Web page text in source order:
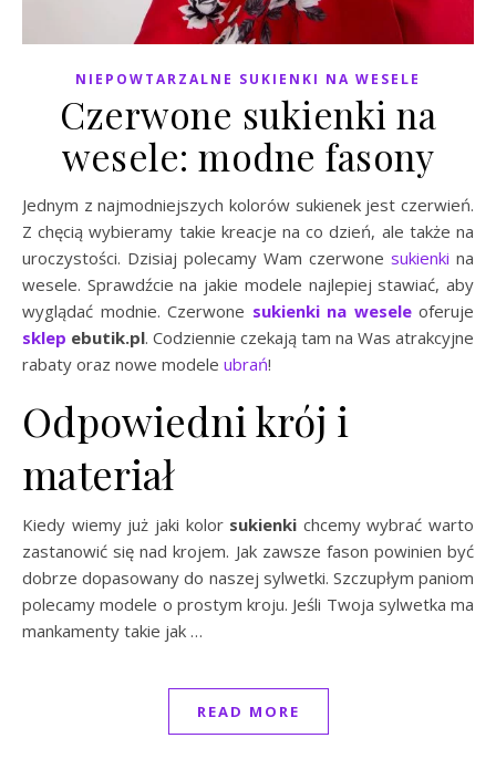
NIEPOWTARZALNE SUKIENKI NA WESELE
Czerwone sukienki na
wesele: modne fasony
Jednym z najmodniejszych kolorów sukienek jest czerwień.
Z chęcią wybieramy takie kreacje na co dzień, ale także na
uroczystości. Dzisiaj polecamy Wam czerwone sukienki na
wesele. Sprawdźcie na jakie modele najlepiej stawiać, aby
wyglądać modnie. Czerwone sukienki na wesele oferuje
sklep ebutik.pl. Codziennie czekają tam na Was atrakcyjne
rabaty oraz nowe modele ubrań!
Odpowiedni krój i
materiał
Kiedy wiemy już jaki kolor sukienki chcemy wybrać warto
zastanowić się nad krojem. Jak zawsze fason powinien być
dobrze dopasowany do naszej sylwetki. Szczupłym paniom
polecamy modele o prostym kroju. Jeśli Twoja sylwetka ma
mankamenty takie jak …
READ MORE